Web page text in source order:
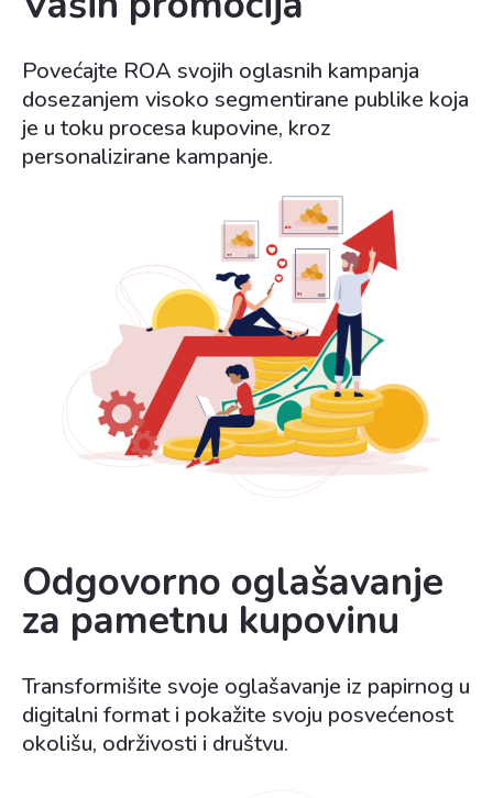
Povećajte ROA svojih oglasnih kampanja
dosezanjem visoko segmentirane publike koja
je u toku procesa kupovine, kroz
personalizirane kampanje.
Odgovorno oglašavanje
za pametnu kupovinu
Transformišite svoje oglašavanje iz papirnog u
digitalni format i pokažite svoju posvećenost
okolišu, održivosti i društvu.